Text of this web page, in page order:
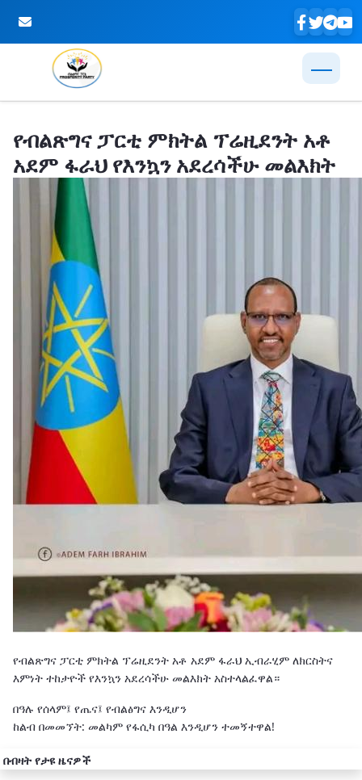
የብልጽግና ፓርቲ ምክትል ፕሬዚደንት አቶ
አደም ፋራህ የእንኳን አደረሳችሁ መልእክት
የብልጽግና ፓርቲ ምክትል ፕሬዚደንት አቶ አደም ፋራህ ኢብራሂም ለክርስትና
እምነት ተከታዮች የእንኳን አደረሳችሁ መልእክት አስተላልፈዋል።
በዓሉ የሰላም፤ የጤና፤ የብልፅግና እንዲሆን
ከልብ በመመኘት: መልካም የፋሲካ በዓል እንዲሆን ተመኝተዋል!
በብዛት የታዩ ዜናዎች